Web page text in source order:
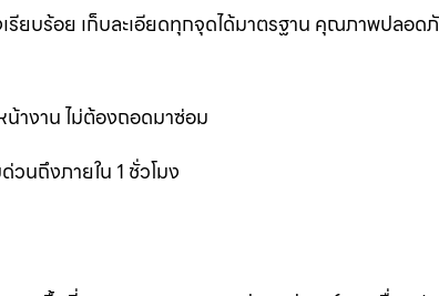
รียบร้อย เก็บละเอียดทุกจุดได้มาตรฐาน คุณภาพปลอด
น้างาน ไม่ต้องถอดมาซ่อม
นถึงภายใน 1 ชั่วโมง